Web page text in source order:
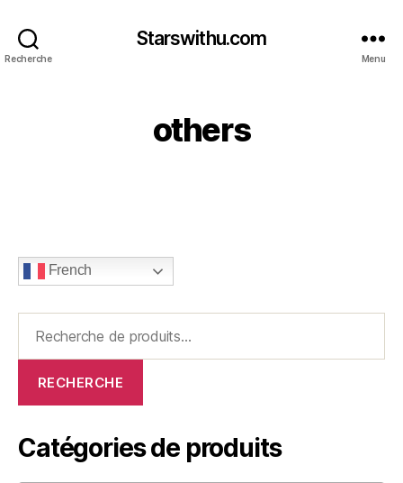
Recherche
Starswithu.com
Menu
others
French
pour :
RECHERCHE
Catégories de produits